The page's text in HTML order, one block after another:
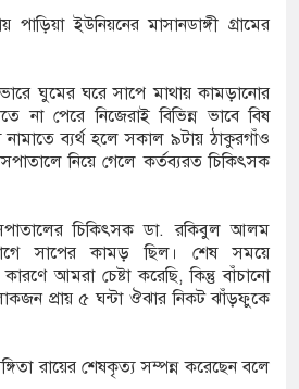
আবারও
চলাফেরায় প্রশ্ন
ও ঘি বিক্রেতাকে
গ্রেপ্তার
পাড়িয়া ইউনিয়নের মাসানডাঙ্গী গ্রামের
ঘুমের ঘরে সাপে মাথায় কামড়ানোর
পেরে নিজেরাই বিভিন্ন ভাবে বিষ
নামাতে ব্যর্থ হলে সকাল ৯টায় ঠাকুরগাঁও
নিয়ে গেলে কর্তব্যরত চিকিৎসক
চিকিৎসক ডা. রকিবুল আলম
সাপের কামড় ছিল। শেষ সময়ে
আমরা চেষ্টা করেছি, কিন্তু বাঁচানো
প্রায় ৫ ঘন্টা ঔঝার নিকট ঝাঁড়ফুকে
রায়ের শেষকৃত্য সম্পন্ন করেছেন বলে